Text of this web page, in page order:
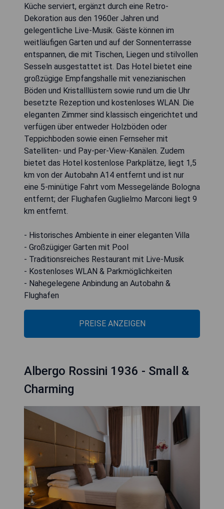
Küche serviert, ergänzt durch eine Retro-
Dekoration aus den 1960er Jahren und
gelegentliche Live-Musik. Gäste können im
weitläufigen Garten und auf der Sonnenterrasse
entspannen, die mit Tischen, Liegen und stilvollen
Sesseln ausgestattet ist. Das Hotel bietet eine
großzügige Empfangshalle mit venezianischen
Böden und Kristalllüstern sowie rund um die Uhr
besetzte Rezeption und kostenloses WLAN. Die
eleganten Zimmer sind klassisch eingerichtet und
verfügen über entweder Holzböden oder
Teppichboden sowie einen Fernseher mit
Satelliten- und Pay-per-View-Kanälen. Zudem
bietet das Hotel kostenlose Parkplätze, liegt 1,5
km von der Autobahn A14 entfernt und ist nur
eine 5-minütige Fahrt vom Messegelände Bologna
entfernt; der Flughafen Guglielmo Marconi liegt 9
km entfernt.
- Historisches Ambiente in einer eleganten Villa
- Großzügiger Garten mit Pool
- Traditionsreiches Restaurant mit Live-Musik
- Kostenloses WLAN & Parkmöglichkeiten
- Nahegelegene Anbindung an Autobahn &
Flughafen
PREISE ANZEIGEN
Albergo Rossini 1936 - Small &
Charming